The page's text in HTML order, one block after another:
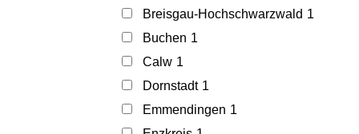
Breisgau-Hochschwarzwald 1
Buchen 1
Calw 1
Dornstadt 1
Emmendingen 1